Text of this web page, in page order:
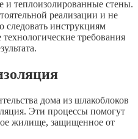
и теплоизолированные стены.
реализации и не
следовать инструкциям
требования
дома из шлакоблоков
Эти процессы помогут
жилище, защищенное от